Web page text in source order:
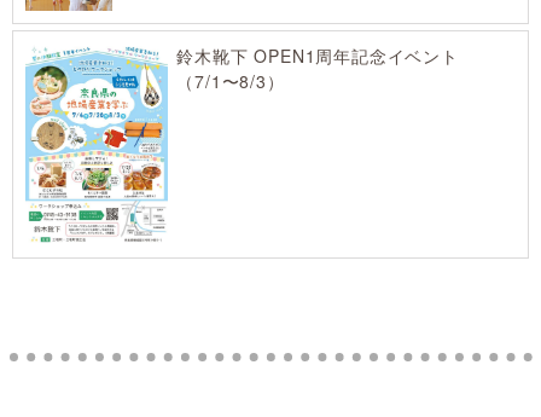
鈴木靴下 OPEN1周年記念イベント
（7/1〜8/3）